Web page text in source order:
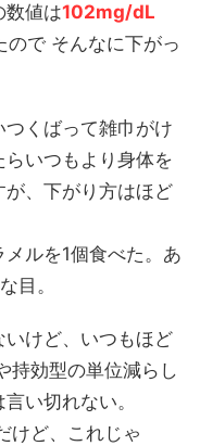
数値は102mg/dL
ので そんなに下がっ
くばって雑巾がけ
いつもより身体を
、下がり方はほど
ルを1個食べた。あ
目。
けど、いつもほど
持効型の単位減らし
い切れない。
けど、これじゃ